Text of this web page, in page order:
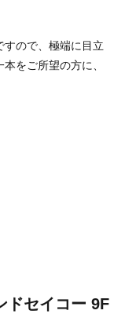
ので、極端に目立
をご所望の方に、
ドセイコー 9F